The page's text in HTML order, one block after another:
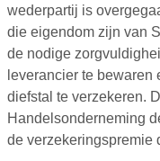
wederpartij is
die eigendom zijn van
de nodige
leverancier te bewaren
diefstal te verzekeren.
Handelsonderneming
de verzekeringspremie